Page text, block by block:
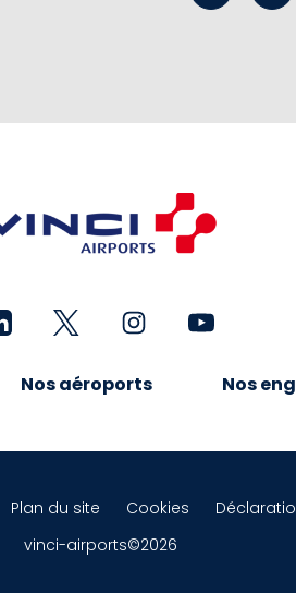
Nos aéroports Nos
Plan du site Cookies
vinci-airports©2026